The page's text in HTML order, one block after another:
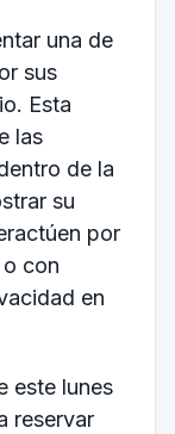
una de
sus
Esta
las
de la
su
por
con
en
este lunes
reservar